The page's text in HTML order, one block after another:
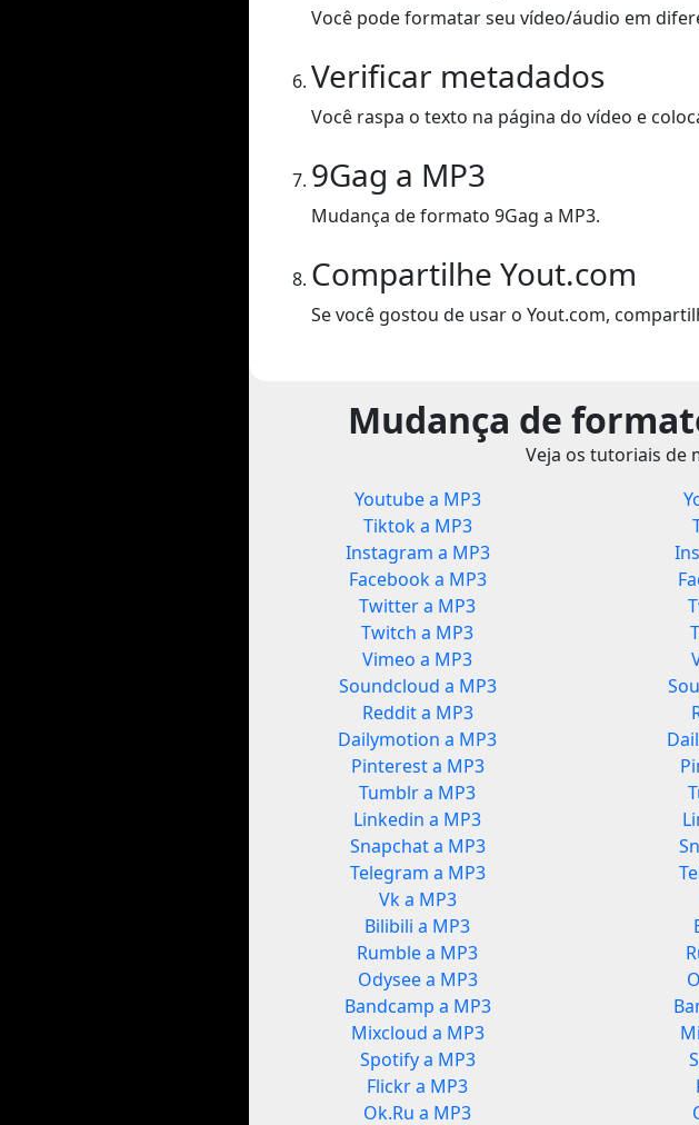
Você pode formatar seu vídeo/áudio em
Verificar metadados
Você raspa o texto na página do vídeo e
9Gag a MP3
Mudança de formato 9Gag a MP3.
Compartilhe Yout.com
Se você gostou de usar o Yout.com,
Mudança de
Veja os tutoriais de
Youtube a MP3
Tiktok a MP3
Instagram a MP3
Facebook a MP3
Twitter a MP3
Twitch a MP3
Vimeo a MP3
Soundcloud a MP3
Reddit a MP3
Dailymotion a MP3
Pinterest a MP3
Tumblr a MP3
Linkedin a MP3
Snapchat a MP3
Telegram a MP3
Vk a MP3
Bilibili a MP3
Rumble a MP3
Odysee a MP3
Bandcamp a MP3
Mixcloud a MP3
Spotify a MP3
Flickr a MP3
Ok.Ru a MP3